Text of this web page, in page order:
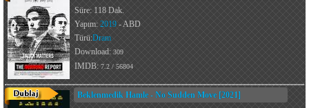
Süre: 118 Dak.
Yapım: 2019 - ABD
Türü:Dram
Download: 309
IMDB: 7.2 / 56804
Beklenmedik Hamle - No Sudden Move [2021]